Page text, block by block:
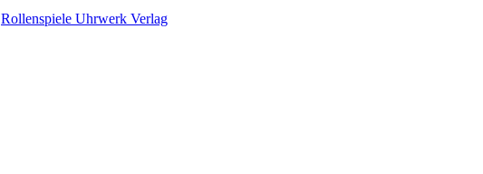
Rollenspiele Uhrwerk Verlag